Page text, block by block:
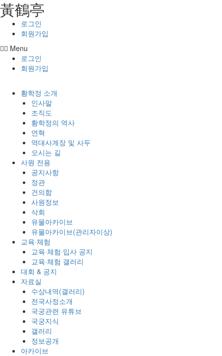
콘텐츠로
건너뛰기
⿈鶴亭
로그인
회원가입
Menu
로그인
회원가입
황학정 소개
인사말
조직도
황학정의 역사
연혁
역대사계장 및 사두
오시는 길
사원 전용
공지사항
정관
건의함
사원정보
삭회
유물아카이브
유물아카이브(관리자이상)
교육·체험
교육·체험·입사 공지
교육·체험 갤러리
대회 & 공지
자료실
수상내역(갤러리)
전국사정소개
국궁관련 유튜브
국궁지식
갤러리
정보공개
아카이브